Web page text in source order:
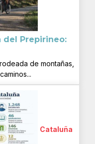
del Prepirineo:
de montañas,
Cataluña